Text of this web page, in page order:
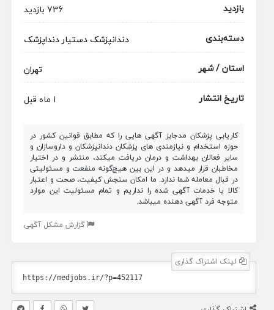
بازدید
736 بازدید
دسته‌بندی
دندانپزشک دستیار دنداپزشک
استان / شهر
تهران
تاریخ انتشار
1 ماه قبل
کاریابی پزشکان مدجابز آگهی هایی را که مطابق قوانین کشور در
حوزه استخدام و نیازمندی های پزشکان دندانپزشکان و داروسازان و
سایر فعالان بهداشت و درمان دریافت میکند، منتشر و در اختیار
مخاطبان قرار میدهد و در این بین هیچ‌گونه منفعت و مسئولیتی
در قبال معامله شما ندارد. ما امکان سنجش کیفیت، صحت و اعتبار
کالا یا خدمات آگهی شده را نداریم و تمام مسئولیت این موارد
متوجه فرد آگهی دهنده میباشد.
گزارش مشکل آگهی
لینک اشتراک گذاری